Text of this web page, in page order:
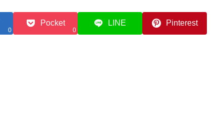
0
Pocket
0
LINE Pinterest